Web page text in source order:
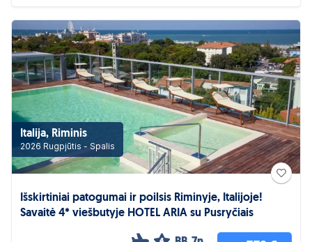
Italija, Riminis
2026 Rugpjūtis - Spalis
Išskirtiniai patogumai ir poilsis Riminyje, Italijoje!
Savaitė 4* viešbutyje HOTEL ARIA su Pusryčiais